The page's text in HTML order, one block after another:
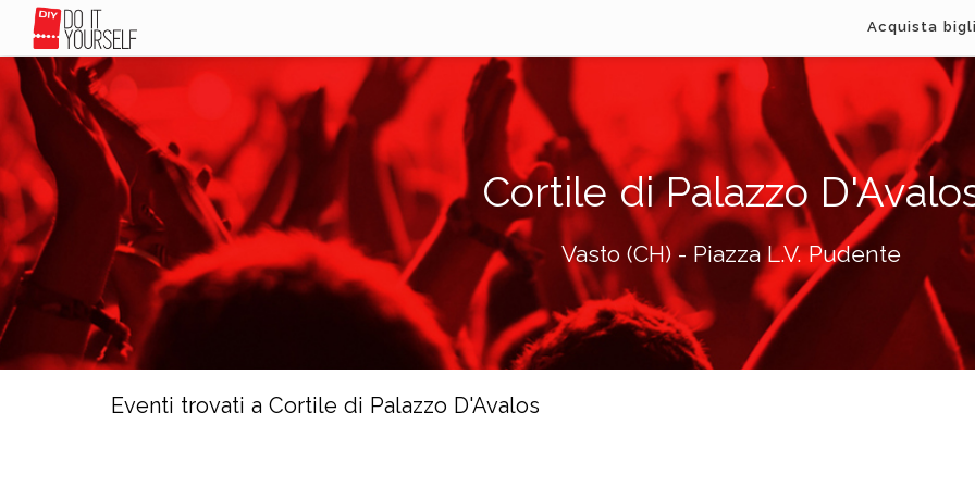
Acquista
Cortile di Palazzo
Vasto (CH) - Piazza L.V. Pudente
Eventi trovati a Cortile di Palazzo D'Avalos